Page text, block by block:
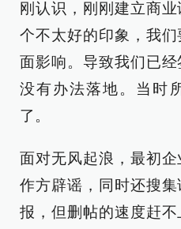
刚认识，刚刚建立商
个不太好的印象，我
面影响。导致我们已
没有办法落地。当时
了。
面对无风起浪，最初
作方辟谣，同时还搜
报，但删帖的速度赶不